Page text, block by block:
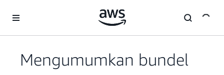
Mengumumkan bundel